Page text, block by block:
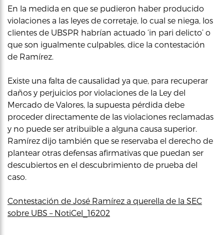
En la medida en que se pudieron haber producido
violaciones a las leyes de corretaje, lo cual se niega, los
clientes de UBSPR habrían actuado ‘in pari delicto’ o
que son igualmente culpables, dice la contestación
de Ramírez.
Existe una falta de causalidad ya que, para recuperar
daños y perjuicios por violaciones de la Ley del
Mercado de Valores, la supuesta pérdida debe
proceder directamente de las violaciones reclamadas
y no puede ser atribuible a alguna causa superior.
Ramírez dijo también que se reservaba el derecho de
plantear otras defensas afirmativas que puedan ser
descubiertos en el descubrimiento de prueba del
caso.
Contestación de José Ramírez a querella de la SEC
sobre UBS – NotiCel_16202